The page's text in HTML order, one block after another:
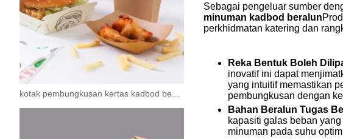
Sebagai pengeluar sumber
minuman kadbod beralun
perkhidmatan katering dan
Reka Bentuk Boleh
inovatif ini dapat
yang intuitif memastikan
pembungkusan dengan
Bahan Beralun Tugas
kapasiti galas beban
minuman pada suhu